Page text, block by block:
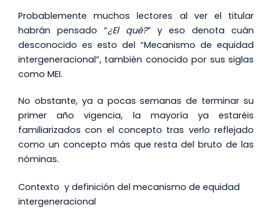
Probablemente muchos lectores al ver el titular
habrán pensado “¿El qué?” y eso denota cuán
desconocido es esto del “Mecanismo de equidad
intergeneracional”, también conocido por sus siglas
como MEI.
No obstante, ya a pocas semanas de terminar su
primer año vigencia, la mayoría ya estaréis
familiarizados con el concepto tras verlo reflejado
como un concepto más que resta del bruto de las
nóminas.
Contexto y definición del mecanismo de equidad
intergeneracional